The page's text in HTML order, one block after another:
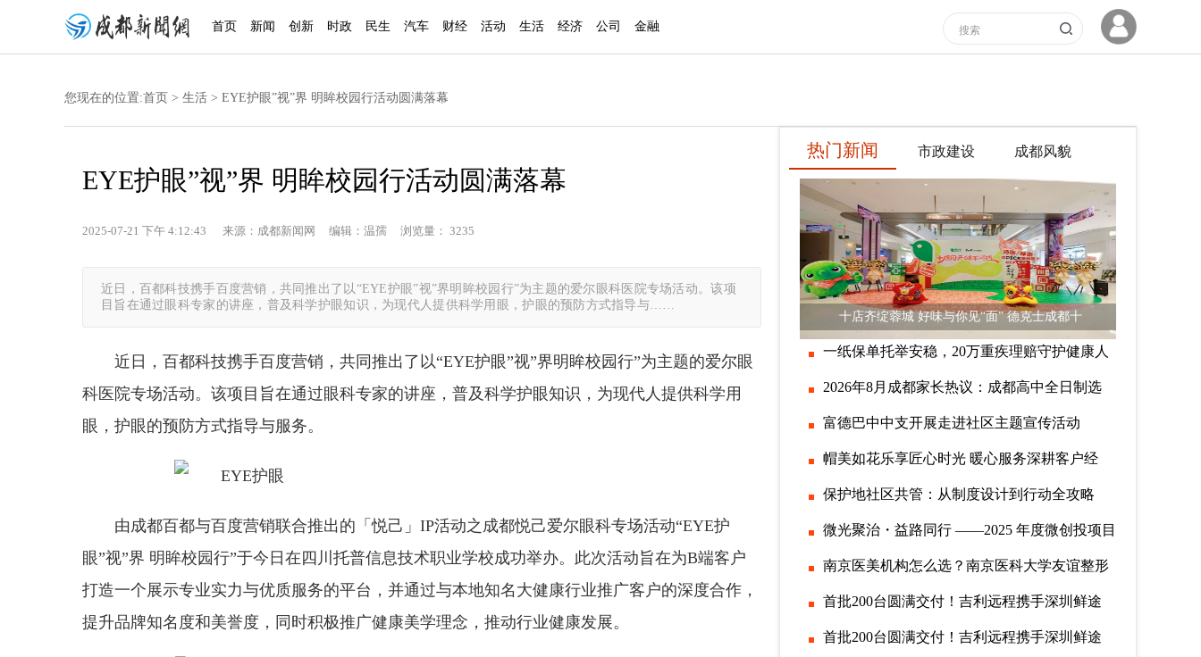
首页 新闻 创新 时政 民生 汽车 财经 活动 生活 经济 公司 金融
您现在的位置:首页 > 生活 > EYE护眼”视”界 明眸校园行活动圆满落幕
EYE护眼”视”界 明眸校园行活动圆满落幕
2025-07-21 下午 4:12:43 来源：成都新闻网 编辑：温孺 浏览量： 3235
近日，百都科技携手百度营销，共同推出了以“EYE护眼”视”界明眸校园行”为主题的爱尔眼科医院专场活动。该项
目旨在通过眼科专家的讲座，普及科学护眼知识，为现代人提供科学用眼，护眼的预防方式指导与……
近日，百都科技携手百度营销，共同推出了以“EYE护眼”视”界明眸校园行”为主题的爱尔眼
科医院专场活动。该项目旨在通过眼科专家的讲座，普及科学护眼知识，为现代人提供科学用
眼，护眼的预防方式指导与服务。
由成都百都与百度营销联合推出的「悦己」IP活动之成都悦己爱尔眼科专场活动“EYE护
眼”视”界 明眸校园行”于今日在四川托普信息技术职业学校成功举办。此次活动旨在为B端客户
打造一个展示专业实力与优质服务的平台，并通过与本地知名大健康行业推广客户的深度合作，
提升品牌知名度和美誉度，同时积极推广健康美学理念，推动行业健康发展。
热门新闻 市政建设 成都风貌
十店齐绽蓉城 好味与你见“面” 德克士成都十
一纸保单托举安稳，20万重疾理赔守护健康人
2026年8月成都家长热议：成都高中全日制选
富德巴中中支开展走进社区主题宣传活动
帽美如花乐享匠心时光 暖心服务深耕客户经
保护地社区共管：从制度设计到行动全攻略
微光聚治・益路同行 ——2025 年度微创投项目
南京医美机构怎么选？南京医科大学友谊整形
首批200台圆满交付！吉利远程携手深圳鲜途
首批200台圆满交付！吉利远程携手深圳鲜途